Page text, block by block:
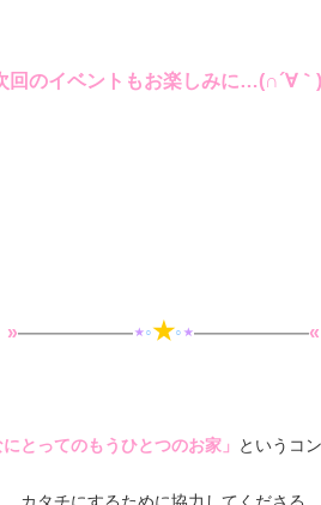
回のイベントもお楽しみに…(∩´∀｀
»——————⋆◦★◦⋆——————«
にとってのもうひとつのお家」 というコ